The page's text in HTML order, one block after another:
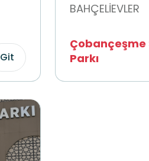
Git
BAHÇELİEVLER
Çobançeşme
Parkı